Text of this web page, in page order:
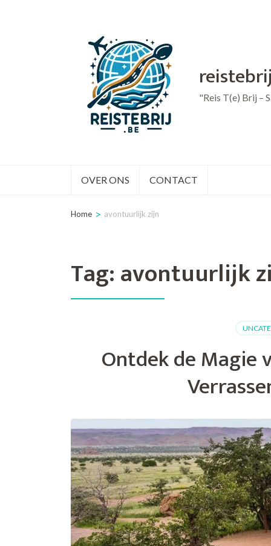
"Reis T(e) Brij –
OVER ONS CONTACT
Home > avontuurlijk zijn
Tag:avontuurlijk
Ontdek de Magie